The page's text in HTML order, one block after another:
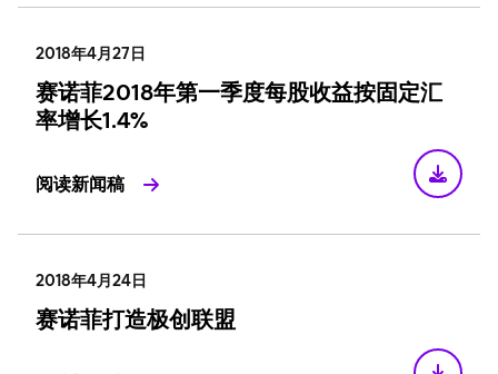
2018年4月27日
赛诺菲2018年第一季度每股收益按固定汇
率增长1.4%
阅读新闻稿
2018年4月24日
赛诺菲打造极创联盟